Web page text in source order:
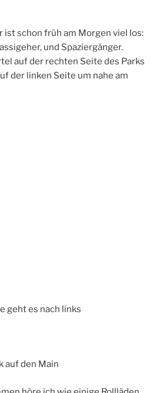
ist schon früh am Morgen viel los:
und Spaziergänger.
auf der rechten Seite des Parks
der linken Seite um nahe am
geht es nach links
auf den Main